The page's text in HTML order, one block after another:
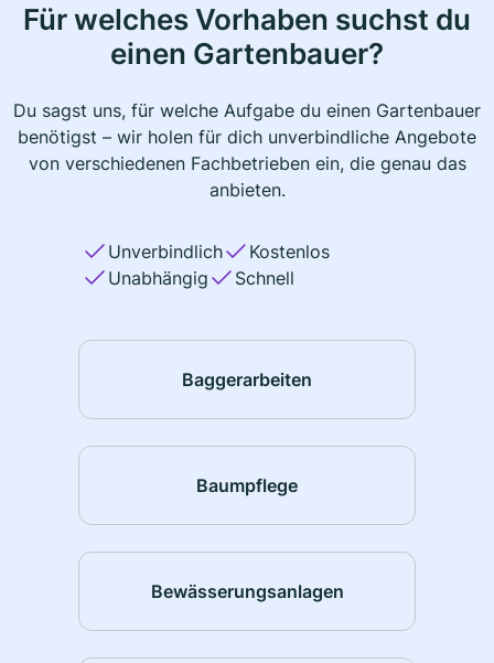
Für welches Vorhaben suchst du
einen Gartenbauer?
Du sagst uns, für welche Aufgabe du einen Gartenbauer
benötigst – wir holen für dich unverbindliche Angebote
von verschiedenen Fachbetrieben ein, die genau das
anbieten.
Unverbindlich
Kostenlos
Unabhängig
Schnell
Baggerarbeiten
Baumpflege
Bewässerungsanlagen